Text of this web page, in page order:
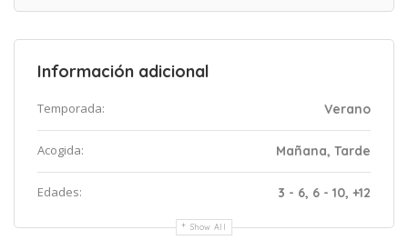
Información adicional
Temporada: Verano
Acogida: Mañana, Tarde
Edades: 3 - 6, 6 - 10, +12
Show All